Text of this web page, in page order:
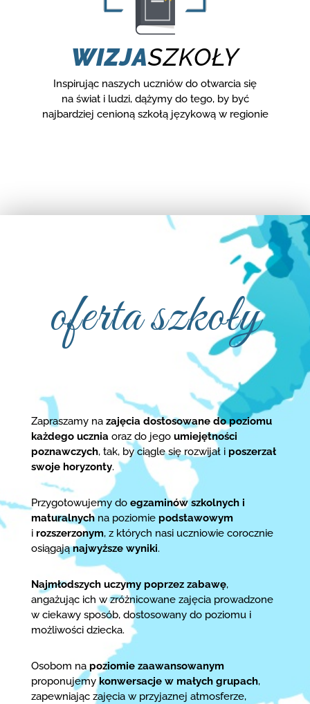
WIZJASZKOŁY
Inspirując naszych uczniów do otwarcia się
na świat i ludzi, dążymy do tego, by być
najbardziej cenioną szkołą językową w regionie
oferta szkoły
Zapraszamy nazajęcia dostosowane do poziomu
każdego ucznia oraz do jego umiejętności
poznawczych, tak, by ciągle się rozwijał i poszerzał
swoje horyzonty.
Przygotowujemy do egzaminów szkolnych i
maturalnychna poziomie podstawowym
i rozszerzonym, z których nasi uczniowie corocznie
osiągająnajwyższe wyniki.
Najmłodszych uczymy poprzez zabawę,
angażując ich w zróżnicowane zajęcia prowadzone
w ciekawy sposób, dostosowany do poziomu i
możliwości dziecka.
Osobom na poziomie zaawansowanym
proponujemykonwersacje w małych grupach,
zapewniając zajęcia w przyjaznej atmosferze,